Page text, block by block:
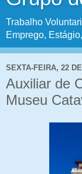
Trabalho
Emprego,
SEXTA-FEIRA, 22
Auxiliar de
Museu